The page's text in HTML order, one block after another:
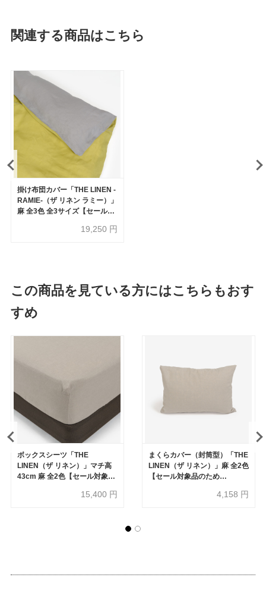
関連する商品はこちら
掛け布団カバー「THE LINEN -
RAMIE-（ザ リネン ラミー）」
麻 全3色 全3サイズ【セール対
19,250 円
この商品を見ている方にはこちらもおす
すめ
ボックスシーツ「THE
LINEN（ザ リネン）」マチ高
43cm 麻 全2色【セール対象品
15,400 円
まくらカバー（封筒型）「THE
LINEN（ザ リネン）」麻 全2色
【セール対象品のため
4,158 円